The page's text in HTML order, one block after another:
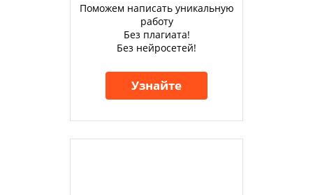
Поможем написать уникальную
работу
Без плагиата!
Без нейросетей!
Узнайте